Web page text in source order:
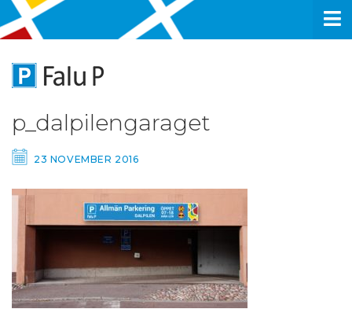
p_dalpilengaraget
23 NOVEMBER 2016